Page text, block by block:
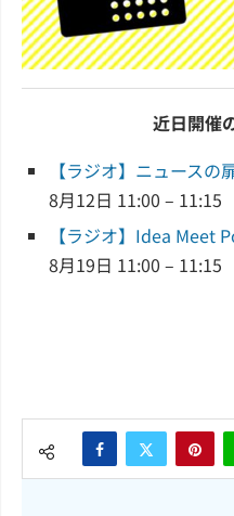
近日開催
【ラジオ】ニュースの
8月12日 11:00 – 11:15
【ラジオ】Idea Meet
8月19日 11:00 – 11:15